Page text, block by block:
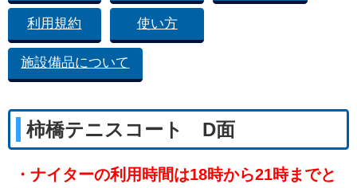
利用規約 使い方
施設備品について
柿橋テニスコート D面
・ナイターの利用時間は18時から21時までと